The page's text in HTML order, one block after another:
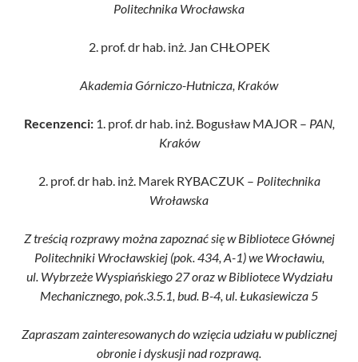
Politechnika Wrocławska
2. prof. dr hab. inż. Jan CHŁOPEK
Akademia Górniczo-Hutnicza, Kraków
Recenzenci:1. prof. dr hab. inż. Bogusław MAJOR – PAN,
Kraków
2. prof. dr hab. inż. Marek RYBACZUK – Politechnika
Wroławska
Z treścią rozprawy można zapoznać się w Bibliotece Głównej
Politechniki Wrocławskiej (pok. 434, A-1) we Wrocławiu,
ul. Wybrzeże Wyspiańskiego 27 oraz w Bibliotece Wydziału
Mechanicznego, pok.3.5.1, bud. B-4, ul. Łukasiewicza 5
Zapraszam zainteresowanych do wzięcia udziału w publicznej
obronie i dyskusji nad rozprawą.